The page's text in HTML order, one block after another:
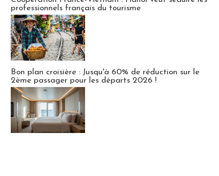
professionnels français du tourisme
Bon plan croisière : Jusqu'à 60% de réduction sur le
2ème passager pour les départs 2026 !